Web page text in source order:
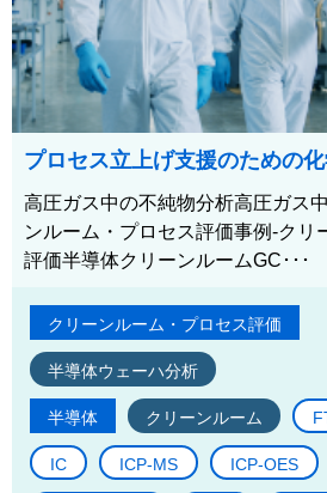
プロセス立上げ支援のための
高圧ガス中の不純物分析高圧ガス
ンルーム・プロセス評価事例-クリ
評価半導体クリーンルームGC･･･
クリーンルーム・プロセス評価
半導体ウェーハ分析
半導体 クリーンルーム
IC ICP-MS ICP-OES